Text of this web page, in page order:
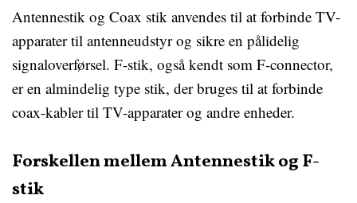
Antennestik og Coax stik anvendes til at forbinde TV-
apparater til antenneudstyr og sikre en pålidelig
signaloverførsel. F-stik, også kendt som F-connector,
er en almindelig type stik, der bruges til at forbinde
coax-kabler til TV-apparater og andre enheder.
Forskellen mellem Antennestik og F-
stik